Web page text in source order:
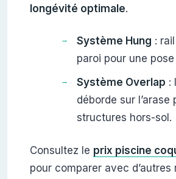
longévité optimale.
Système Hung :
paroi pour une
Système Overlap :
déborde sur l’arase
structures hors-sol.
Consultez le prix piscine
pour comparer avec d’autres